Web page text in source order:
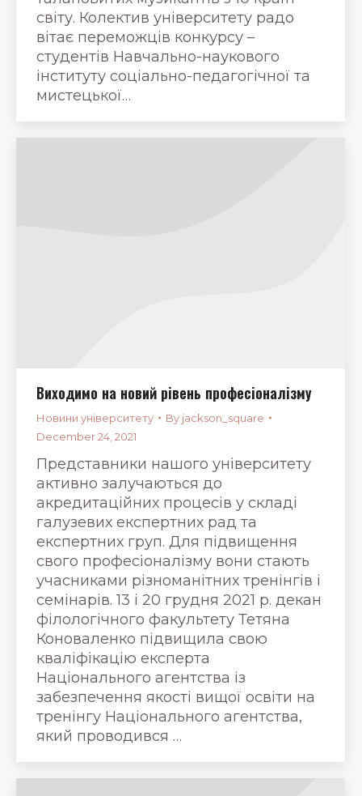
світу. Колектив університету радо
вітає переможців конкурсу –
студентів Навчально-наукового
інституту соціально-педагогічної та
мистецької…
Виходимо на новий рівень професіоналізму
Новини університету By jackson_square
December 24, 2021
Представники нашого університету
активно залучаються до
акредитаційних процесів у складі
галузевих експертних рад та
експертних груп. Для підвищення
свого професіоналізму вони стають
учасниками різноманітних тренінгів і
семінарів. 13 і 20 грудня 2021 р. декан
філологічного факультету Тетяна
Коноваленко підвищила свою
кваліфікацію експерта
Національного агентства із
забезпечення якості вищої освіти на
тренінгу Національного агентства,
який проводився …